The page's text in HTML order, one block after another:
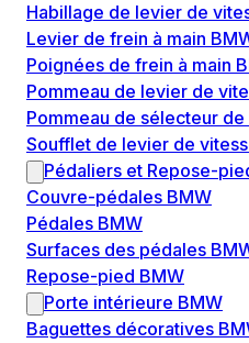
Habillage de levier de
Levier de frein à main
Poignées de frein à main
Pommeau de levier de
Pommeau de sélecteur
Soufflet de levier de
Pédaliers et Repose-
Couvre-pédales BMW
Pédales BMW
Surfaces des pédales
Repose-pied BMW
Porte intérieure BMW
Baguettes décoratives